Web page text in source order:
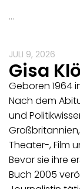
…
JULI 9, 2026
Gisa
Geboren 1964
Nach dem
und
Theater-, Film
Bevor sie ihre
Buch 2005